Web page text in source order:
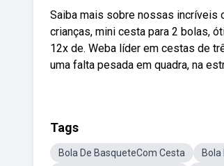
Saiba mais sobre nossas incríveis
crianças, mini cesta para 2 bolas,
12x de. Weba líder em cestas de
uma falta pesada em quadra, na
Tags
Bola De BasqueteCom Cesta